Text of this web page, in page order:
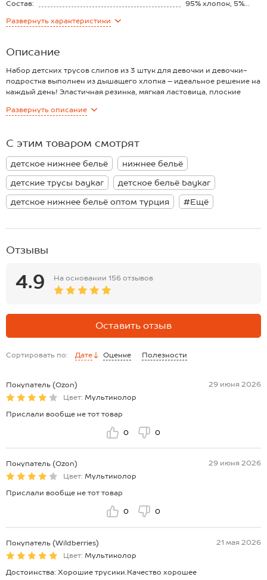
Состав:
95% хлопок, 5%
Развернуть характеристики
Описание
Набор детских трусов слипов из 3 штук для девочки и девочки-
подростка выполнен из дышащего хлопка – идеальное решение на
каждый день! Эластичная резинка, мягкая ластовица, плоские
любой ситуации! Слипы представлены в пастельных цветах и
пропускает воздух. Благодаря добавлению эластана они прочные
и отлично тянутся. Хлопковые трусы с рисунком выдерживают
многочисленные стирки, сохраняя форму и цвет.
Комплект трусов из турецкого трикотажа 3 шт. отлично подходит
для сна, домашнего отдыха и активных школьных будней. Трусики
средней посадки идеальны для дома и в детский сад.
Развернуть описание
С этим товаром смотрят
детское нижнее бельё
нижнее бельё
детские трусы baykar
детское бельё baykar
детское нижнее бельё оптом турция
#Ещё
Отзывы
4.9 На основании 156 отзывов
Оставить отзыв
Сортировать по: Дате Оценке Полезности
Покупатель (Ozon)
29 июня 2026
Цвет: Мультиколор
Прислали вообще не тот товар
0 0
Покупатель (Ozon)
29 июня 2026
Цвет: Мультиколор
Прислали вообще не тот товар
0 0
Покупатель (Wildberries)
21 мая 2026
Цвет: Мультиколор
Достоинства: Хорошие трусики.Качество хорошее